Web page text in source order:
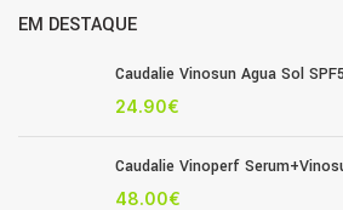
EM DESTAQUE
Caudalie Vinosun Agua Sol
24.90€
Caudalie Vinoperf
48.00€